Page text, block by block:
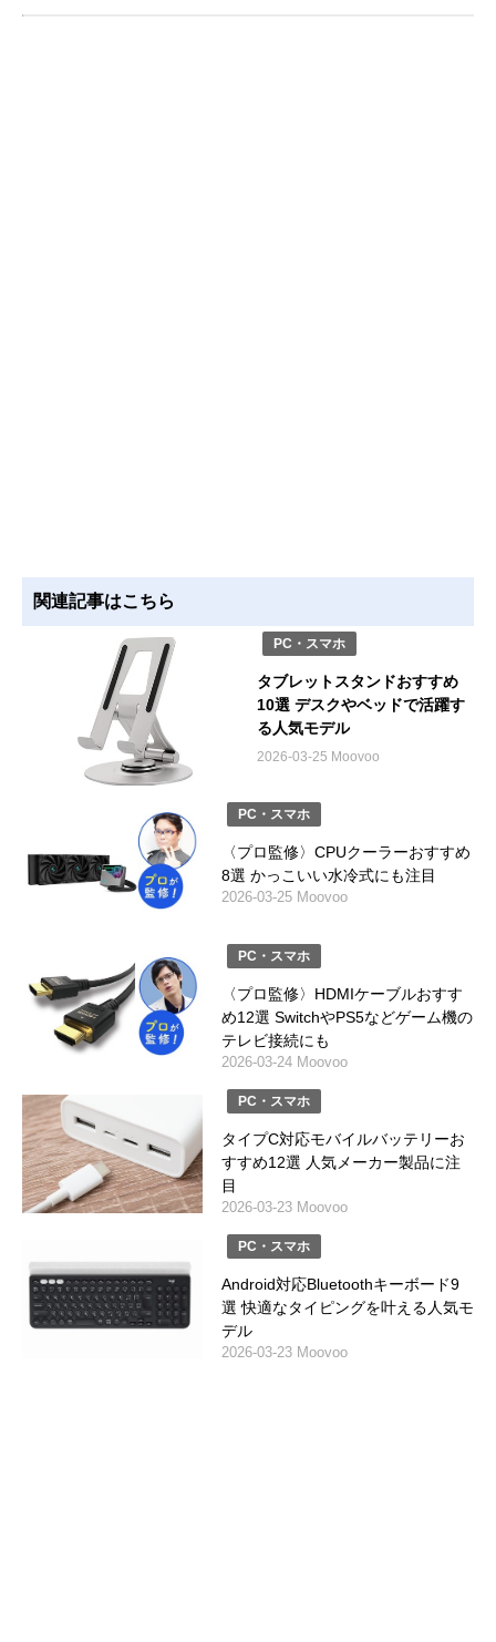
関連記事はこちら
PC・スマホ
タブレットスタンドおすすめ
10選 デスクやベッドで活躍す
る人気モデル
2026-03-25 Moovoo
PC・スマホ
〈プロ監修〉CPUクーラーおすすめ
8選 かっこいい水冷式にも注目
2026-03-25 Moovoo
PC・スマホ
〈プロ監修〉HDMIケーブルおすす
め12選 SwitchやPS5などゲーム機の
テレビ接続にも
2026-03-24 Moovoo
PC・スマホ
タイプC対応モバイルバッテリーお
すすめ12選 人気メーカー製品に注
目
2026-03-23 Moovoo
PC・スマホ
Android対応Bluetoothキーボード9
選 快適なタイピングを叶える人気モ
デル
2026-03-23 Moovoo